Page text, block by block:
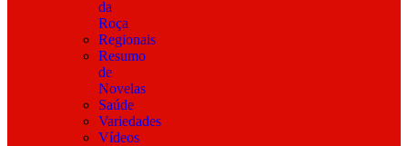
da
Roça
Regionais
Resumo
de
Novelas
Saúde
Variedades
Vídeos